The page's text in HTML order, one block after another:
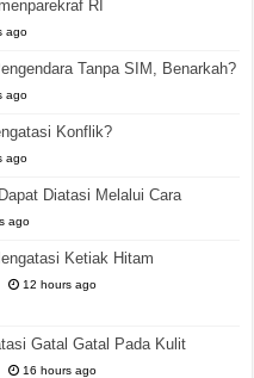
RI
ago
Tanpa SIM, Benarkah?
ago
Konflik?
ago
Diatasi Melalui Cara
ago
Ketiak Hitam
12 hours ago
Gatal Gatal Pada Kulit
16 hours ago